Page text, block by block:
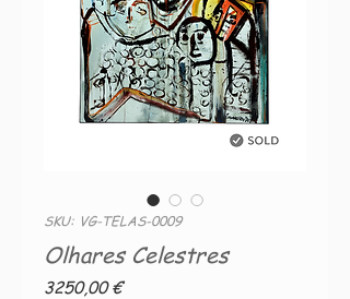
SKU: VG-TELAS-0009
Olhares Celestres
3250,00 €Preço